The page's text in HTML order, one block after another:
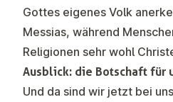
Gottes eigenes Volk
Messias, während
Religionen sehr wohl
Ausblick: die Botschaft für
Und da sind wir jetzt bei